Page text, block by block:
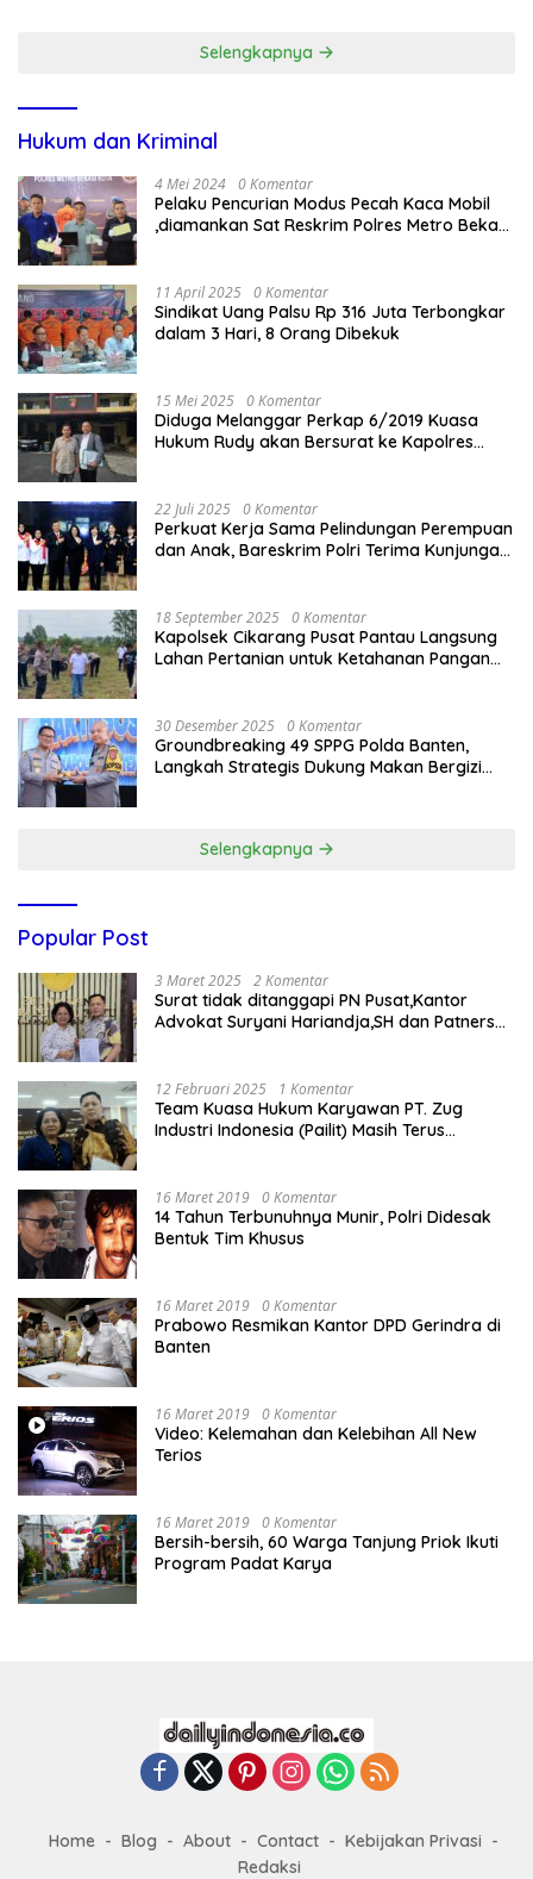
Selengkapnya
Hukum dan Kriminal
4 Mei 2024 0 Komentar
Pelaku Pencurian Modus Pecah Kaca Mobil
,diamankan Sat Reskrim Polres Metro Bekasi
11 April 2025 0 Komentar
Sindikat Uang Palsu Rp 316 Juta Terbongkar
dalam 3 Hari, 8 Orang Dibekuk
15 Mei 2025 0 Komentar
Diduga Melanggar Perkap 6/2019 Kuasa
Hukum Rudy akan Bersurat ke Kapolres
22 Juli 2025 0 Komentar
Perkuat Kerja Sama Pelindungan Perempuan
dan Anak, Bareskrim Polri Terima Kunjungan
18 September 2025 0 Komentar
Kapolsek Cikarang Pusat Pantau Langsung
Lahan Pertanian untuk Ketahanan Pangan
30 Desember 2025 0 Komentar
Groundbreaking 49 SPPG Polda Banten,
Langkah Strategis Dukung Makan Bergizi
Selengkapnya
Popular Post
3 Maret 2025 2 Komentar
Surat tidak ditanggapi PN Pusat,Kantor
Advokat Suryani Hariandja,SH dan Patners
12 Februari 2025 1 Komentar
Team Kuasa Hukum Karyawan PT. Zug
Industri Indonesia (Pailit) Masih Terus
16 Maret 2019 0 Komentar
14 Tahun Terbunuhnya Munir, Polri Didesak
Bentuk Tim Khusus
16 Maret 2019 0 Komentar
Prabowo Resmikan Kantor DPD Gerindra di
Banten
16 Maret 2019 0 Komentar
Video: Kelemahan dan Kelebihan All New
Terios
16 Maret 2019 0 Komentar
Bersih-bersih, 60 Warga Tanjung Priok Ikuti
Program Padat Karya
Home Blog About Contact
Kebijakan Privasi
Redaksi